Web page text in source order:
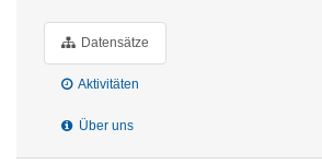
Datensätze
Aktivitäten
Über uns